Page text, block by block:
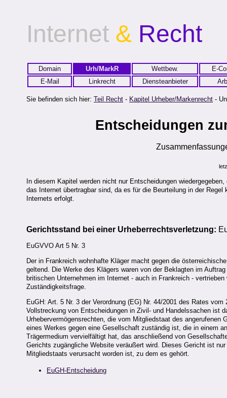
Internet & Recht
Domain Urh/MarkR Wettbew.
E-
E-Mail
Linkrecht Diensteanbieter
Sie befinden sich hier: Teil Recht - Kapitel Urheber/Markenrecht -
Entscheidungen
In diesem Kapitel werden nicht nur Entscheidungen
das Internet übertragbar sind, da es für die Beurteilung in der
Internets erfolgt.
Gerichtsstand bei einer Urheberrechtsverletzung:
EuGVVO Art 5 Nr. 3
Der in Frankreich wohnhafte Kläger macht gegen die
geltend. Die Werke des Klägers waren von der Beklagten im
britischen Unternehmen im Internet - auch in Frankreich -
Zuständigkeitsfrage.
EuGH: Art. 5 Nr. 3 der Verordnung (EG) Nr. 44/2001 des Rates
Vollstreckung von Entscheidungen in Zivil- und Handelssachen ist
Urhebervermögensrechten, die vom Mitgliedstaat des
eines Werkes gegen eine Gesellschaft zuständig ist, die in einem
Trägermedium vervielfältigt hat, das anschließend von
Gerichts zugängliche Website veräußert wird. Dieses Gericht ist
Mitgliedstaats verursacht worden ist, zu dem es gehört.
EuGH-Entscheidung